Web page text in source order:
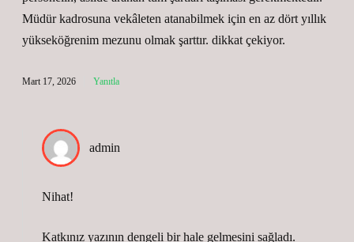
Müdür kadrosuna vekâleten atanabilmek için en az dört yıllık
yükseköğrenim mezunu olmak şarttır. dikkat çekiyor.
Mart 17, 2026 Yanıtla
admin
Nihat!
Katkınız yazının dengeli bir hale gelmesini sağladı.